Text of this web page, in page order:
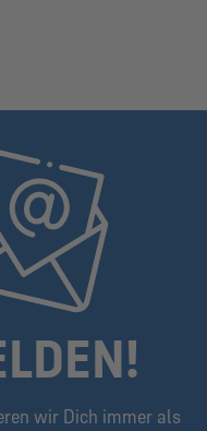
wir Dich immer als